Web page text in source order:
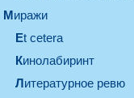
миражи
et cetera
кинолабиринт
литературное ревю